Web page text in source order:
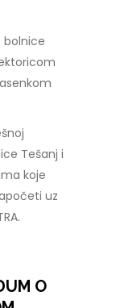
bolnice
Tešanj i
koje
uz
O